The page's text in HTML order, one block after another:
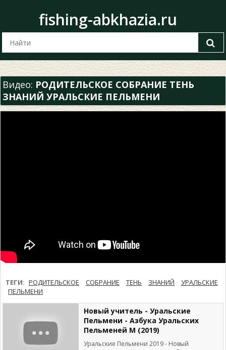
fishing-abkhazia.ru
Видео: РОДИТЕЛЬСКОЕ СОБРАНИЕ ТЕНЬ
ЗНАНИЙ УРАЛЬСКИЕ ПЕЛЬМЕНИ
ТЕГИ: РОДИТЕЛЬСКОЕ СОБРАНИЕ ТЕНЬ ЗНАНИЙ
УРАЛЬСКИЕ
ПЕЛЬМЕНИ
Новый учитель - Уральские
Пельмени - Азбука Уральских
Пельменей М (2019)
Уральские Пельмени 2019 - Новый